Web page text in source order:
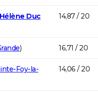
Duc
14,87 / 20
) 16,71 / 20
Foy-la-
14,06 / 20